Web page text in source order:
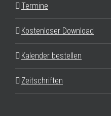
Termine
Kostenloser Download
Kalender bestellen
Zeitschriften